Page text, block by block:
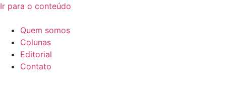
Ir para o conteúdo
Quem somos
Colunas
Editorial
Contato